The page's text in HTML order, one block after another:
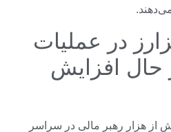
در عملیات
حال افزایش
2026، ریپل بیش از هزار رهبر مالی در سراسر